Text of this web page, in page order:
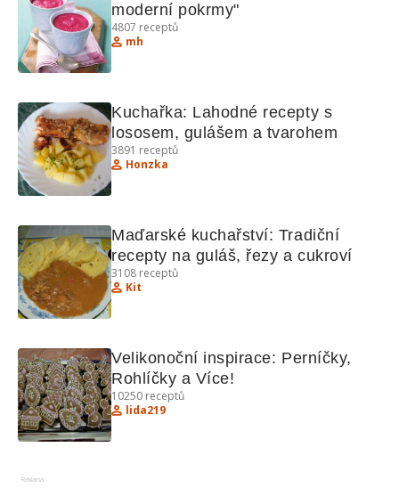
moderní pokrmy"
4807 receptů
mh
Kuchařka: Lahodné recepty s
lososem, gulášem a tvarohem
3891 receptů
Honzka
Maďarské kuchařství: Tradiční
recepty na guláš, řezy a cukroví
3108 receptů
Kit
Velikonoční inspirace: Perníčky,
Rohlíčky a Více!
10250 receptů
lida219
Reklama